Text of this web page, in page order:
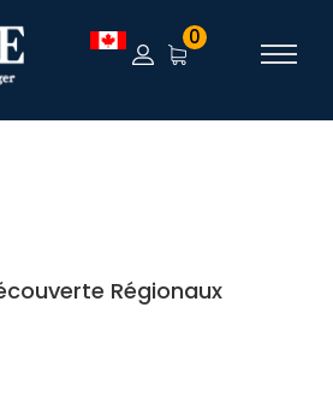
0
Régionaux